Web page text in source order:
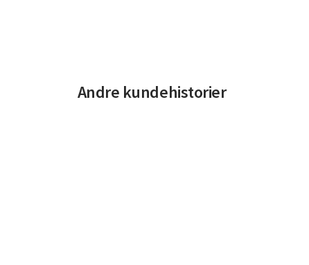
Andre kundehistorier